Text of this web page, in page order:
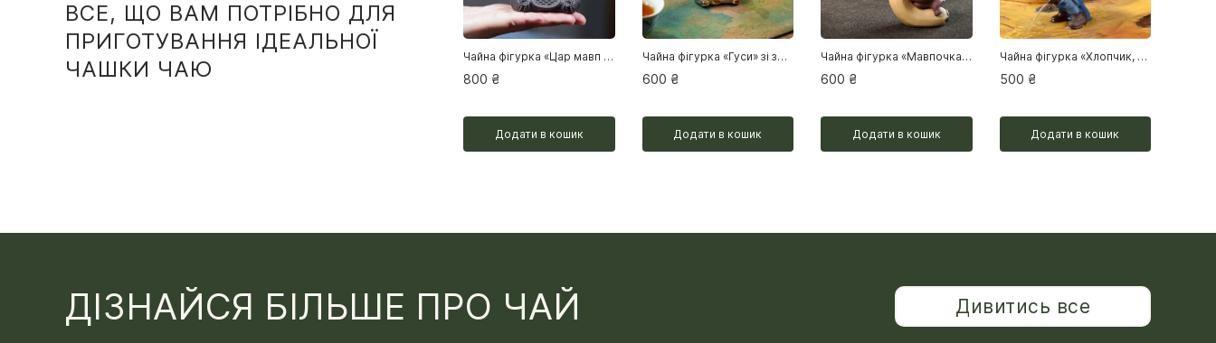
ВСЕ, ЩО ВАМ ПОТРІБНО ДЛЯ
ПРИГОТУВАННЯ ІДЕАЛЬНОЇ
ЧАШКИ ЧАЮ
Чайна фігурка «Цар мавп Сунь Укун» (глиняна)
800 ₴
Додати в кошик
Чайна фігурка «Гуси» зі зміною кольору
600 ₴
Додати в кошик
Чайна фігурка «Мавпочка на банані»
600 ₴
Додати в кошик
Чайна фігурка «Хлопчик, що пісяє»
500 ₴
Додати в кошик
ДІЗНАЙСЯ БІЛЬШЕ ПРО ЧАЙ Дивитись все